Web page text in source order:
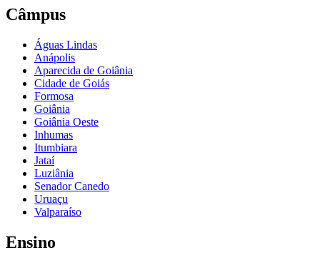
Câmpus
Águas Lindas
Anápolis
Aparecida de Goiânia
Cidade de Goiás
Formosa
Goiânia
Goiânia Oeste
Inhumas
Itumbiara
Jataí
Luziânia
Senador Canedo
Uruaçu
Valparaíso
Ensino